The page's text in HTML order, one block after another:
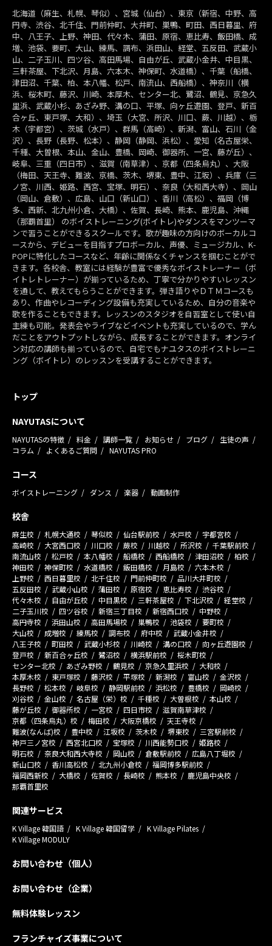
北海道（麻生、札幌、琴似）、宮城（仙台）、東京（新宿、中野、高
円寺、渋谷、北千住、門前仲町、大井町、巣鴨、町田、西日暮里、府
中、八王子、上野、神田、代々木、蒲田、原宿、恵比寿、飯田橋、成
増、池袋、要町、大山、練馬、調布、浜田山、経堂、五反田、武蔵小
山、二子玉川、四ツ谷、高田馬場、自由が丘、武蔵小金井、中目黒、
三軒茶屋、下北沢、月島、六本木、神保町、水道橋）、千葉（船橋、
津田沼、千葉、柏、本八幡、松戸、南流山、西船橋）、神奈川（横
浜、桜木町、藤沢、川崎、本厚木、センター北、鷺沼、鶴見、京急久
里浜、武蔵小杉、あざみ野、溝の口、平塚、向ヶ丘遊園、登戸、新百
合ヶ丘、東戸塚、大和）、埼玉（大宮、所沢、川口、蕨、川越）、栃
木（宇都宮）、茨城（水戸）、群馬（高崎）、新潟、富山、石川（金
沢）、長野（長野、松本）、静岡（静岡、浜松）、愛知（名古屋栄、
千種、大曽根、本山、金山、豊橋、岡崎、御器所、一宮、藤が丘）、
岐阜、三重（四日市）、滋賀（南草津）、京都（四条烏丸）、大阪
（梅田、天王寺、難波、京橋、茨木、堺東、豊中、江坂）、兵庫（三
ノ宮、川西、姫路、西宮、宝塚、明石）、奈良（大和西大寺）、岡山
（岡山、倉敷）、広島、山口（新山口）、香川（高松）、福岡（博
多、西新、北九州小倉、大橋）、佐賀、長崎、熊本、鹿児島、沖縄
（那覇首里） のボイストレーニング(ボイトレ)やダンスをマンツーマ
ンで習うことができるスクールです。歌が趣味の方向けのボーカルコ
ースから、デビューを目指すプロボーカル、声優、ミュージカル、K-
POPに特化したコースなど、年齢に関係なくチャンスを掴むことがで
きます。各校舎、教室には経験が豊富で優秀なボイストレーナー（ボ
イトレトレーナー）が揃っているため、丁寧で分かりやすいレッスン
を通して、教えてもらうことができます。弾き語りやＤＴＭコースも
あり、作曲やレコーディング設備も充実しているため、自分の音楽や
歌を作ることもできます。レッスンのスタジオを自習室として使い自
主練も可能。発表会やライブなどイベントも充実しているので、学ん
だことをアウトプットしながら、成長することができます。オンライ
ン対応の講師も揃っているので、自宅でもナユタスのボイストレーニ
ング（ボイトレ）のレッスンを受講することができます。
トップ
NAYUTASについて
NAYUTASの特徴 料金 講師一覧 お知らせ ブログ
生徒の声
コラム
よくあるご質問 NAYUTAS PRO
コース
ボイストレーニング ダンス 楽器 動画制作
校舎
麻生校 札幌大通校 琴似校 仙台駅前校 水戸校
宇都宮校
高崎校
大宮西口校 川口校 蕨校 川越校 所沢校
千葉駅前校
南流山校
松戸校 本八幡校 船橋校 西船橋校 津田沼校
柏校
神田校
神保町校 水道橋校 飯田橋校 月島校
六本木校
上野校
西日暮里校 北千住校 門前仲町校
品川大井町校
五反田校
武蔵小山校 蒲田校 原宿校 恵比寿校
渋谷校
代々木校
自由が丘校 中目黒校 三軒茶屋校 下北沢校
経堂校
二子玉川校
四ツ谷校 新宿三丁目校 新宿西口校
中野校
高円寺校
浜田山校 高田馬場校 巣鴨校 池袋校
要町校
大山校
成増校 練馬校 調布校 府中校
武蔵小金井校
八王子校
町田校 武蔵小杉校 川崎校 溝の口校
向ヶ丘遊園校
登戸校
新百合ヶ丘校 鷺沼校 横浜駅前校
桜木町校
センター北校
あざみ野校 鶴見校 京急久里浜校
大和校
本厚木校
東戸塚校 藤沢校 平塚校 新潟校 富山校
金沢校
長野校
松本校 岐阜校 静岡駅前校 浜松校 豊橋校
岡崎校
刈谷校
金山校 名古屋（栄）校 千種校 大曽根校
本山校
藤が丘校
御器所校 一宮校 四日市校
滋賀南草津校
京都（四条烏丸）校
梅田校 大阪京橋校
天王寺校
難波(なんば)校
豊中校 江坂校 茨木校 堺東校
三宮駅前校
神戸三ノ宮校
西宮北口校 宝塚校 川西能勢口校
姫路校
明石校
奈良大和西大寺校 岡山校 倉敷駅前校
広島八丁堀校
新山口校
香川高松校 北九州小倉校
福岡博多駅前校
福岡西新校
大橋校 佐賀校 長崎校 熊本校
鹿児島中央校
那覇首里校
関連サービス
K Village 韓国語 K Village 韓国留学
K Village Pilates
K Village MODULY
お問い合わせ（個人）
お問い合わせ（企業）
無料体験レッスン
フランチャイズ事業について